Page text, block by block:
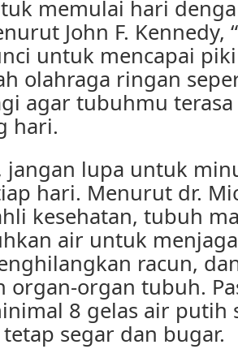
memulai hari
John F. Kennedy,
untuk mencapai
olahraga ringan
agar tubuhmu
hari.
jangan lupa untuk
hari. Menurut dr.
kesehatan, tubuh
air untuk
racun,
organ-organ tubuh.
8 gelas air putih
segar dan bugar.